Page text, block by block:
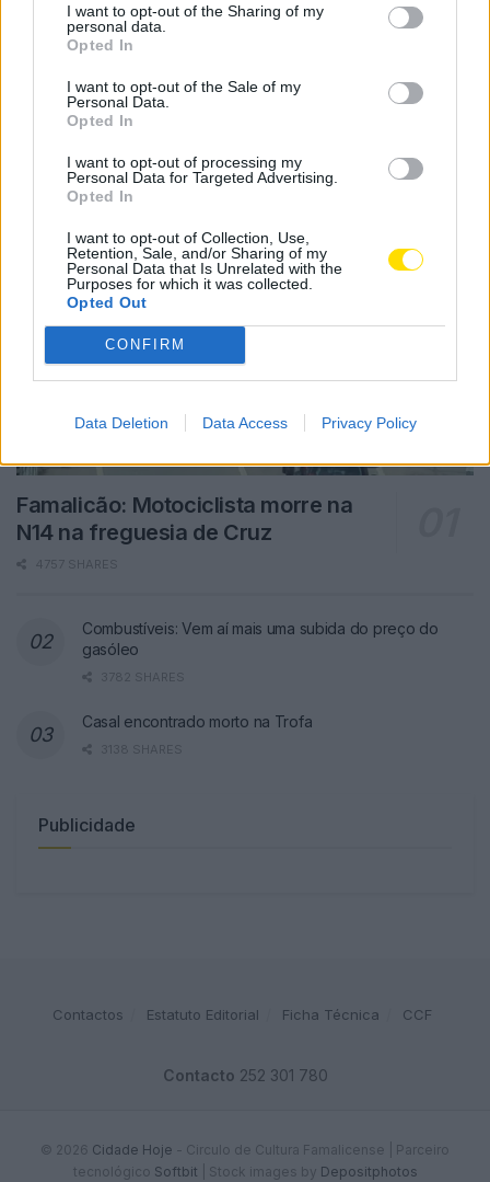
I want to opt-out of the Sharing of my
personal data.
Opted In
I want to opt-out of the Sale of my
Personal Data.
Opted In
I want to opt-out of processing my
Personal Data for Targeted Advertising.
Opted In
I want to opt-out of Collection, Use,
Retention, Sale, and/or Sharing of my
Personal Data that Is Unrelated with the
Purposes for which it was collected.
Opted Out
CONFIRM
Data Deletion Data Access Privacy Policy
1 2 3
Notícias Populares
Famalicão: Motociclista morre na
N14 na freguesia de Cruz
4757 SHARES
Combustíveis: Vem aí mais uma subida do preço do
gasóleo
3782 SHARES
Casal encontrado morto na Trofa
3138 SHARES
Publicidade
Contactos Estatuto Editorial Ficha Técnica CCF
Contacto 252 301 780
© 2026 Cidade Hoje - Circulo de Cultura Famalicense | Parceiro
tecnológico Softbit Stock images by Depositphotos